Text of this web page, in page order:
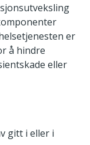
er
å hindre
eller
gitt i eller i